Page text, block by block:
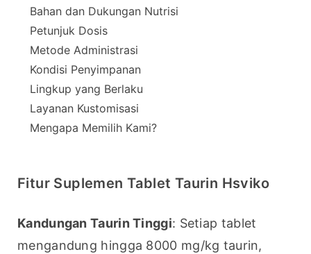
Bahan dan Dukungan Nutrisi
Petunjuk Dosis
Metode Administrasi
Kondisi Penyimpanan
Lingkup yang Berlaku
Layanan Kustomisasi
Mengapa Memilih Kami?
Fitur Suplemen Tablet Taurin Hsviko
Kandungan Taurin Tinggi: Setiap tablet
mengandung hingga 8000 mg/kg taurin,